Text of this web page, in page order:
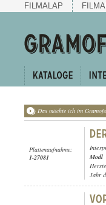
FILMALAP
Das möchte ich im
Plattenaufnahme:
1-27081
Modl
Jahr